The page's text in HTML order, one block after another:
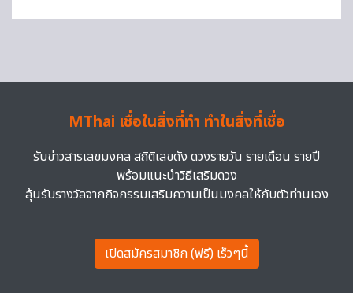
MThai เชื่อในสิ่งที่ทำ ทำในสิ่งที่เชื่อ
รับข่าวสารเลขมงคล สถิติเลขดัง ดวงรายวัน รายเดือน รายปี
พร้อมแนะนำวิธีเสริมดวง
ลุ้นรับรางวัลจากกิจกรรมเสริมความเป็นมงคลให้กับตัวท่านเอง
เปิดสมัครสมาชิก (ฟรี) เร็วๆนี้